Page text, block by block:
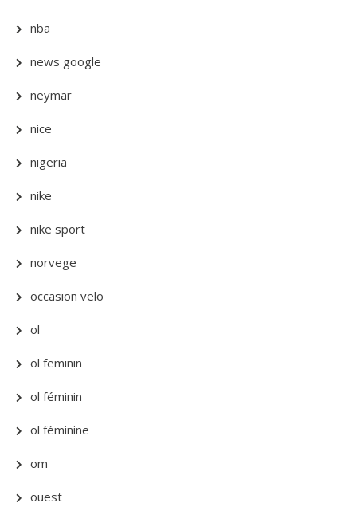
nba
news google
neymar
nice
nigeria
nike
nike sport
norvege
occasion velo
ol
ol feminin
ol féminin
ol féminine
om
ouest